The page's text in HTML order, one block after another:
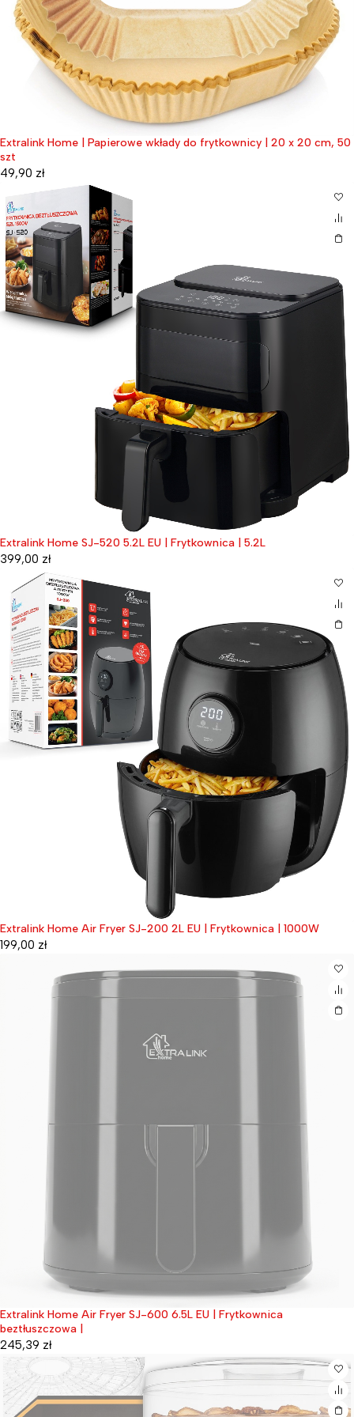
Extralink Home | Papierowe wkłady do frytkownicy | 20 x 20 cm, 50
szt
49,90 zł
Extralink Home SJ-520 5.2L EU | Frytkownica | 5.2L
399,00 zł
Extralink Home Air Fryer SJ-200 2L EU | Frytkownica | 1000W
199,00 zł
Wyprzedane
Extralink Home Air Fryer SJ-600 6.5L EU | Frytkownica
beztłuszczowa |
245,39 zł